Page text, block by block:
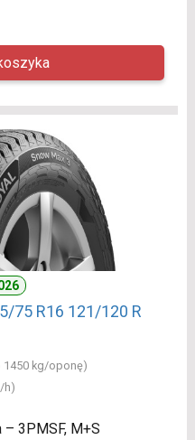
75 R16 121/120 R
1450 kg/oponę)
h)
3PMSF, M+S